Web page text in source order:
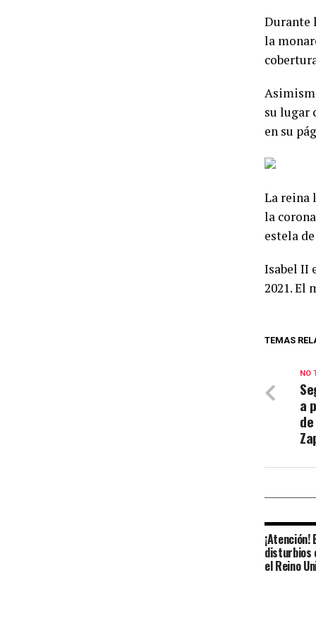
Durante
la
su lugar
en su
La reina
la
estela
Isabel II
2021. El
TEMAS
NO
a
disturbios
el Reino